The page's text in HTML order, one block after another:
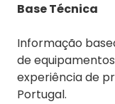
Base Técnica
Informação
de
experiência de
Portugal.